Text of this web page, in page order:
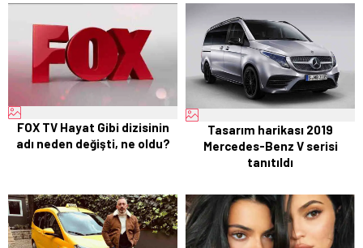
FOX TV Hayat Gibi dizisinin
adı neden değişti, ne oldu?
Tasarım harikası 2019
Mercedes-Benz V serisi
tanıtıldı